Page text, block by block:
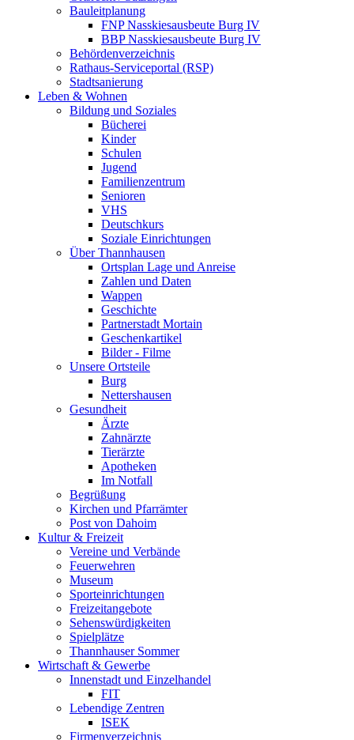
Bauleitplanung
FNP Nasskiesausbeute Burg IV
BBP Nasskiesausbeute Burg IV
Behördenverzeichnis
Rathaus-Serviceportal (RSP)
Stadtsanierung
Leben & Wohnen
Bildung und Soziales
Bücherei
Kinder
Schulen
Jugend
Familienzentrum
Senioren
VHS
Deutschkurs
Soziale Einrichtungen
Über Thannhausen
Ortsplan Lage und Anreise
Zahlen und Daten
Wappen
Geschichte
Partnerstadt Mortain
Geschenkartikel
Bilder - Filme
Unsere Ortsteile
Burg
Nettershausen
Gesundheit
Ärzte
Zahnärzte
Tierärzte
Apotheken
Im Notfall
Begrüßung
Kirchen und Pfarrämter
Post von Dahoim
Kultur & Freizeit
Vereine und Verbände
Feuerwehren
Museum
Sporteinrichtungen
Freizeitangebote
Sehenswürdigkeiten
Spielplätze
Thannhauser Sommer
Wirtschaft & Gewerbe
Innenstadt und Einzelhandel
FIT
Lebendige Zentren
ISEK
Firmenverzeichnis